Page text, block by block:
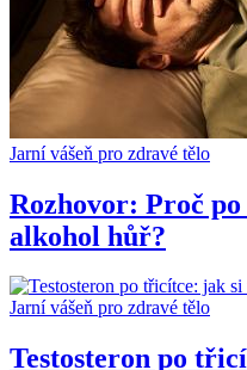
Jarní vášeň pro zdravé tělo
Rozhovor: Proč
alkohol hůř?
Jarní vášeň pro zdravé tělo
Testosteron po